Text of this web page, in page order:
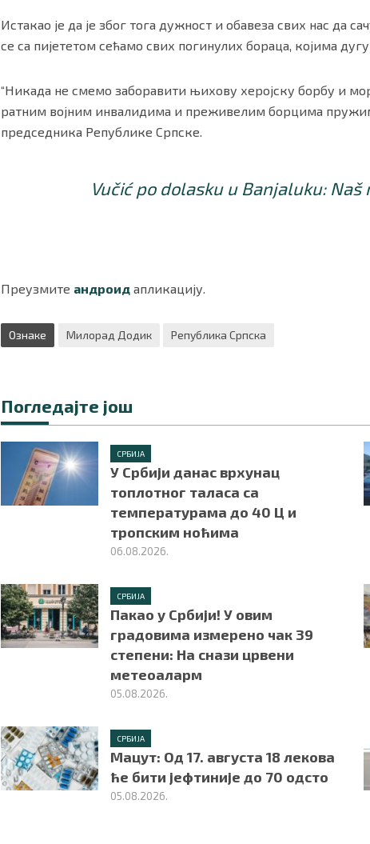
Истакао је да је због тога дужност и обавеза свих нас да
се са пијететом сећамо свих погинулих бораца, којима
“Никада не смемо заборавити њихову херојску борбу и
ратним војним инвалидима и преживелим борцима
председника Републике Српске.
Vučić po dolasku u Banjaluku:
Преузмите андроид апликацију.
Ознаке Милорад Додик Република Српска
Погледајте још
СРБИЈА
У Србији данас врхунац
топлотног таласа са
температурама до 40 Ц и
тропским ноћима
06.08.2026.
СРБИЈА
Пакао у Србији! У овим
градовима измерено чак 39
степени: На снази црвени
метеоаларм
05.08.2026.
СРБИЈА
Мацут: Од 17. августа 18 лекова
ће бити јефтиније до 70 одсто
05.08.2026.